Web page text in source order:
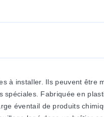
à installer. Ils peuvent être
Fabriquée en
éventail de produits